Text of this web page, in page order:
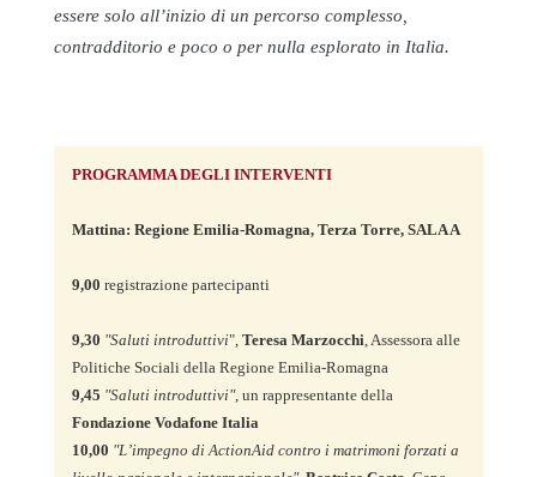
essere solo all’inizio di un percorso complesso,
contradditorio e poco o per nulla esplorato in Italia.
PROGRAMMA DEGLI INTERVENTI
Mattina: Regione Emilia-Romagna, Terza Torre, SALA A
9,00 registrazione partecipanti
9,30 "Saluti introduttivi", Teresa Marzocchi, Assessora alle
9,45 "Saluti introduttivi"
Fondazione Vodafone Italia
10,00 "L’impegno di ActionAid contro i matrimoni forzati a